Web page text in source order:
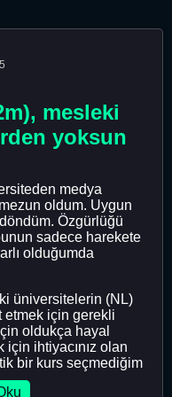
mesleki
yoksun
medya
oldum. Uygun
Özgürlüğü
sadece harekete
olduğumda
üniversitelerin (NL)
etmek için gerekli
oldukça hayal
için ihtiyacınız olan
bir kurs seçmediğim